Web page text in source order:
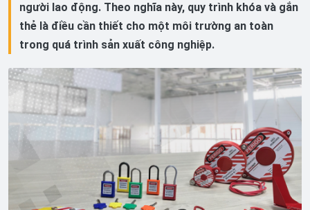
người lao động. Theo nghĩa này, quy trình khóa và gắn
thẻ là điều cần thiết cho một môi trường an toàn
trong quá trình sản xuất công nghiệp.